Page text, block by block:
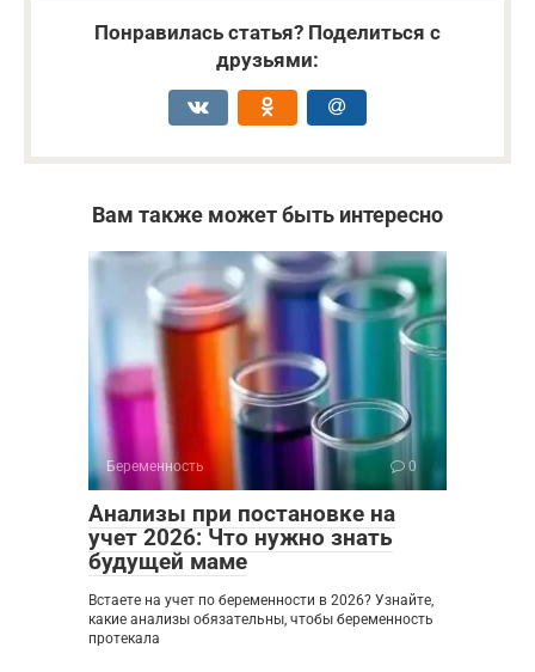
Понравилась статья? Поделиться с
друзьями:
Вам также может быть интересно
Беременность 0
Анализы при постановке на
учет 2026: Что нужно знать
будущей маме
Встаете на учет по беременности в 2026? Узнайте,
какие анализы обязательны, чтобы беременность
протекала